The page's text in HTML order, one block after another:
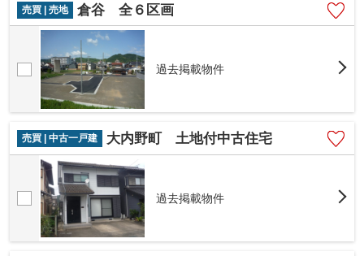
売買 | 売地 倉谷 全６区画
過去掲載物件
売買 | 中古一戸建 大内野町 土地付中古住宅
過去掲載物件